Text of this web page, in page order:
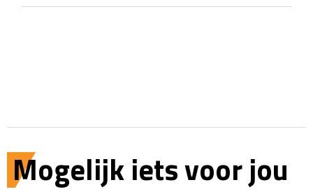
Mogelijk iets voor jou